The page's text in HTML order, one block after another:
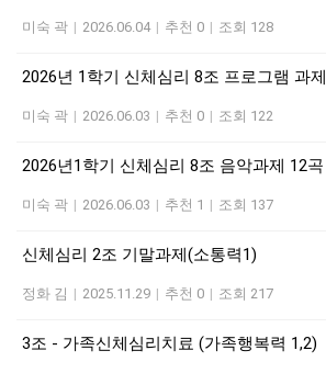
미숙 곽 | 2026.06.04 | 추천 0 | 조회 128
2026년 1학기 신체심리 8조 프로그램 과제
미숙 곽 | 2026.06.03 | 추천 0 | 조회 122
2026년1학기 신체심리 8조 음악과제 12곡
미숙 곽 | 2026.06.03 | 추천 1 | 조회 137
신체심리 2조 기말과제(소통력1)
정화 김 | 2025.11.29 | 추천 0 | 조회 217
3조 - 가족신체심리치료 (가족행복력 1,2)